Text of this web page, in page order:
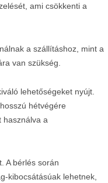
ami csökkenti a
a szállításhoz, mint a
van szükség.
lehetőségeket nyújt.
hétvégére
használva a
A bérlés során
kibocsátásúak lehetnek,